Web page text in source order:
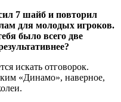
7 шайб и повторил
для молодых игроков.
было всего две
искать отговорок.
«Динамо», наверное,